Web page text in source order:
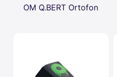
OM Q.BERT Ortofon